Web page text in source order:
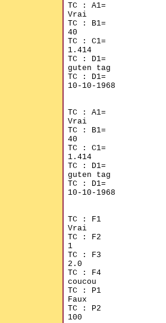
TC : A1=
Vrai
TC : B1=
40
TC : C1=
1.414
TC : D1=
guten tag
TC : D1=
10-10-1968
TC : A1=
Vrai
TC : B1=
40
TC : C1=
1.414
TC : D1=
guten tag
TC : D1=
10-10-1968
TC : F1
Vrai
TC : F2
1
TC : F3
2.0
TC : F4
coucou
TC : P1
Faux
TC : P2
100